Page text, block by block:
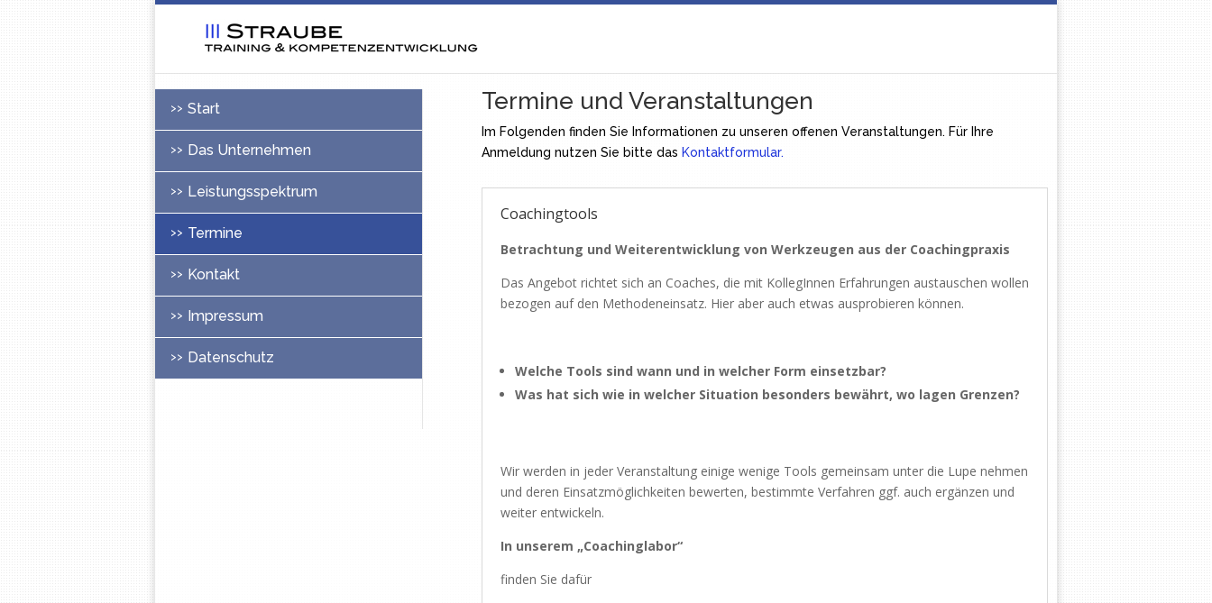
Start
Das Unternehmen
Leistungsspektrum
Termine
Kontakt
Impressum
Datenschutz
Termine und Veranstaltungen
Im Folgenden finden Sie Informationen zu unseren offenen Veranstaltungen. Für Ihre
Anmeldung nutzen Sie bitte das Kontaktformular.
Coachingtools
Betrachtung und Weiterentwicklung von Werkzeugen aus der Coachingpraxis
Das Angebot richtet sich an Coaches, die mit KollegInnen Erfahrungen austauschen wollen
bezogen auf den Methodeneinsatz. Hier aber auch etwas ausprobieren können.
Welche Tools sind wann und in welcher Form einsetzbar?
Was hat sich wie in welcher Situation besonders bewährt, wo lagen Grenzen?
Wir werden in jeder Veranstaltung einige wenige Tools gemeinsam unter die Lupe nehmen
und deren Einsatzmöglichkeiten bewerten, bestimmte Verfahren ggf. auch ergänzen und
weiter entwickeln.
In unserem „Coachinglabor“
finden Sie dafür